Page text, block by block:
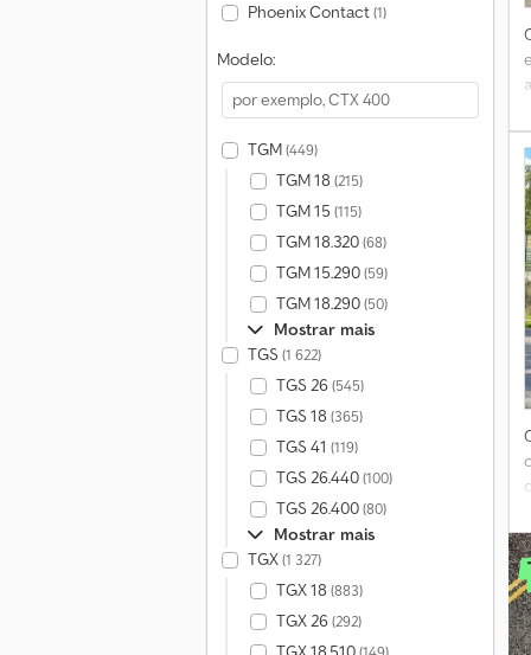
Phoenix Contact(1)
Modelo:
TGM(449)
TGM 18 (215)
TGM 15 (115)
TGM 18.320(68)
TGM 15.290(59)
TGM 18.290(50)
Mostrar mais
TGS (1 622)
TGS 26(545)
TGS 18 (365)
TGS 41 (119)
TGS 26.440(100)
TGS 26.400(80)
Mostrar mais
TGX(1 327)
TGX 18 (883)
TGX 26(292)